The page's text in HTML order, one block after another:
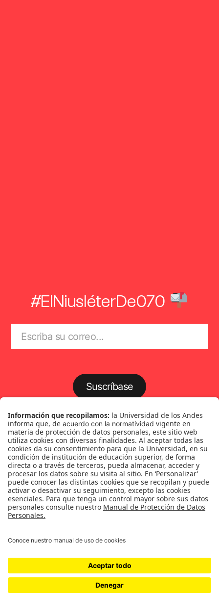
#ElNiusléterDe070
Suscríbase
Género
Política
Cultura
Medios y periodismo
Ciudad
Movilización social